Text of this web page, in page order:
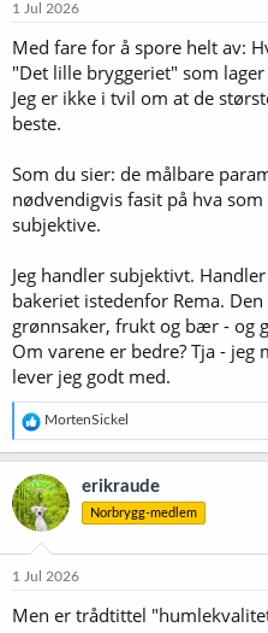
1 Jul 2026
Med fare for å spore helt av:
"Det lille bryggeriet" som
Jeg er ikke i tvil om at de
beste.
Som du sier: de målbare
nødvendigvis fasit på hva
subjektive.
Jeg handler subjektivt.
bakeriet istedenfor Rema.
grønnsaker, frukt og bær - og
Om varene er bedre? Tja -
lever jeg godt med.
R
e
a
k
s
j
o
e
:
MortenSickel
erikraude
Norbrygg-medlem
1 Jul 2026
Men er trådtittel